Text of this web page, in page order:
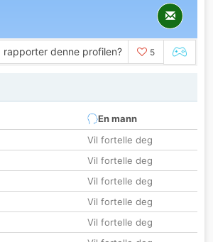
rapporter denne profilen? 5
En mann
Vil fortelle deg
Vil fortelle deg
Vil fortelle deg
Vil fortelle deg
Vil fortelle deg